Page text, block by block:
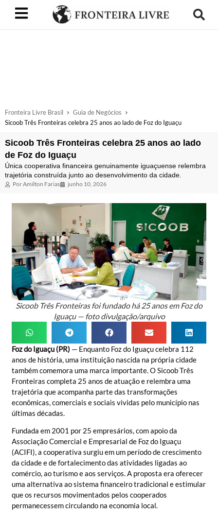
Fronteira Livre Brasil
Guia de Negócios
Sicoob Três Fronteiras celebra 25 anos ao lado de Foz do Iguaçu
Sicoob Três Fronteiras celebra 25 anos ao lado
de Foz do Iguaçu
Única cooperativa financeira genuinamente iguaçuense relembra
trajetória construída junto ao desenvolvimento da cidade.
PorAmilton Farias junho 10, 2026
Sicoob Três Fronteiras foi fundado há 25 anos em Foz do
Iguaçu — foto divulgação/arquivo
Foz do Iguaçu (PR) — Enquanto Foz do Iguaçu celebra 112
anos de história, uma instituição nascida na própria cidade
também comemora uma marca importante. O Sicoob Três
Fronteiras completa 25 anos de atuação e relembra uma
trajetória que acompanha parte das transformações
econômicas, comerciais e sociais vividas pelo município nas
últimas décadas.
Fundada em 2001 por 25 empresários, com apoio da
Associação Comercial e Empresarial de Foz do Iguaçu
(ACIFI), a cooperativa surgiu em um período de crescimento
da cidade e de fortalecimento das atividades ligadas ao
comércio, ao turismo e aos serviços. A proposta era oferecer
uma alternativa ao sistema financeiro tradicional e estimular
que os recursos movimentados pelos cooperados
permanecessem circulando na economia local.